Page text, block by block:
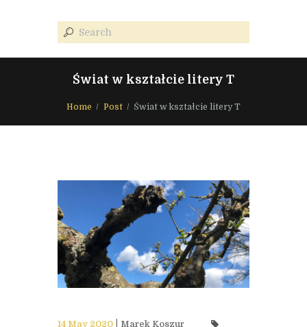
Świat w kształcie litery T
Home Post Świat w kształcie litery T
14 May 2020
Marek Koszur